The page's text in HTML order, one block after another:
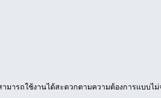
ารถใช้งานได้สะดวกตามความต้องการแบบไ